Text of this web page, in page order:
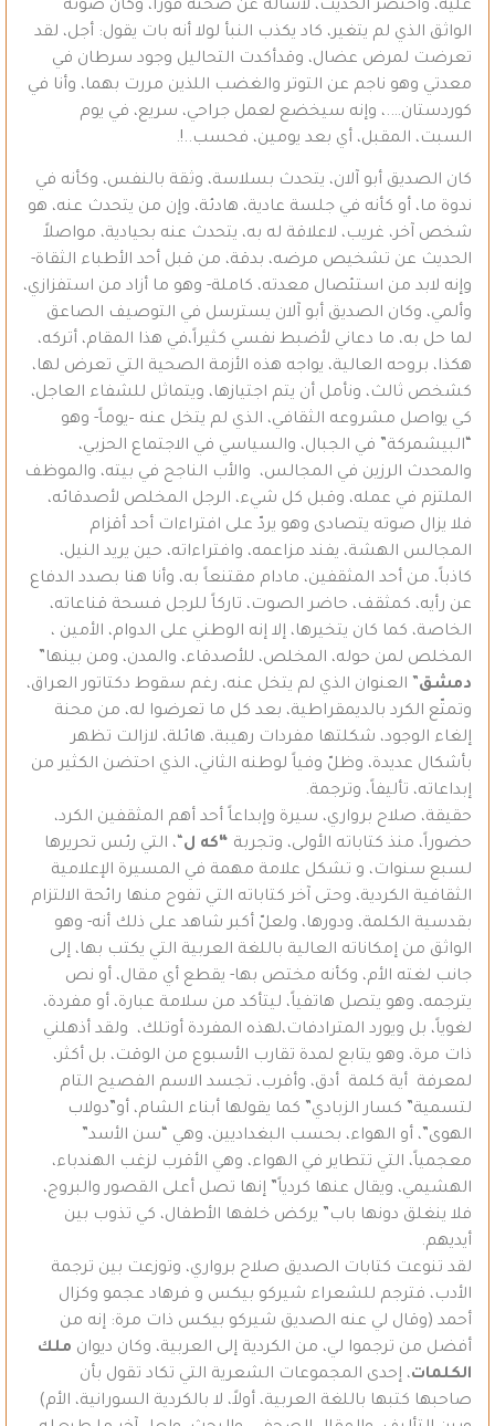
عليه، وأختصر الحديث، لأسأله عن صحته فوراً، وكأن صوته
الواثق الذي لم يتغير، كاد يكذب النبأ لولا أنه بات يقول: أجل، لقد
تعرضت لمرض عضال، وقدأكدت التحاليل وجود سرطان في
معدتي وهو ناجم عن التوتر والغضب اللذين مررت بهما، وأنا في
كوردستان….، وإنه سيخضع لعمل جراحي، سريع، في يوم
السبت، المقبل، أي بعد يومين، فحسب..!.
كان الصديق أبو آلان، يتحدث بسلاسة، وثقة بالنفس، وكأنه في
ندوة ما، أو كأنه في جلسة عادية، هادئة، وإن من يتحدث عنه، هو
شخص آخر، غريب، لاعلاقة له به، يتحدث عنه بحيادية، مواصلاً
الحديث عن تشخيص مرضه، بدقة، من قبل أحد الأطباء الثقاة-
وإنه لابد من استئصال معدته، كاملة- وهو ما أزاد من استفزازي،
وألمي، وكان الصديق أبو آلان يسترسل في التوصيف الصاعق
لما حل به، ما دعاني لأضبط نفسي كثيراً،في هذا المقام، أتركه،
هكذا، بروحه العالية، يواجه هذه الأزمة الصحية التي تعرض لها،
كشخص ثالث، ونأمل أن يتم اجتيازها، ويتماثل للشفاء العاجل،
كي يواصل مشروعه الثقافي، الذي لم يتخل عنه –يوماً- وهو
“البيشمركة” في الجبال، والسياسي في الاجتماع الحزبي،
والمحدث الرزين في المجالس، والأب الناجح في بيته، والموظف
الملتزم في عمله، وقبل كل شيء، الرجل المخلص لأصدقائه،
فلا يزال صوته يتصادى وهو يردّ على افتراءات أحد أقزام
المجالس الهشة، يفند مزاعمه، وافتراءاته، حين يريد النيل،
كاذباً، من أحد المثقفين، مادام مقتنعاً به، وأنا هنا بصدد الدفاع
عن رأيه، كمثقف، حاضر الصوت، تاركاً للرجل فسحة قناعاته،
الخاصة، كما كان يتخيرها، إلا إنه الوطني على الدوام، الأمين ،
المخلص لمن حوله، المخلص، للأصدقاء، والمدن، ومن بينها”
دمشق ” العنوان الذي لم يتخل عنه، رغم سقوط دكتاتور العراق،
وتمتّع الكرد بالديمقراطية، بعد كل ما تعرضوا له، من محنة
إلغاء الوجود، شكلتها مفردات رهيبة، هائلة، لازالت تظهر
بأشكال عديدة، وظلّ وفياً لوطنه الثاني، الذي احتضن الكثير من
إبداعاته، تأليفاً، وترجمة.
حقيقة، صلاح برواري، سيرة وإبداعاً أحد أهم المثقفين الكرد،
حضوراً، منذ كتاباته الأولى، وتجربة “كه ل “، التي رئس تحريرها
لسبع سنوات، و تشكل علامة مهمة في المسيرة الإعلامية
الثقافية الكردية، وحتى آخر كتاباته التي تفوح منها رائحة الالتزام
بقدسية الكلمة، ودورها، ولعلّ أكبر شاهد على ذلك أنه- وهو
الواثق من إمكاناته العالية باللغة العربية التي يكتب بها، إلى
جانب لغته الأم، وكأنه مختص بها- يقطع أي مقال، أو نص
يترجمه، وهو يتصل هاتفياً، ليتأكد من سلامة عبارة، أو مفردة،
لغوياً، بل ويورد المترادفات،لهذه المفردة أوتلك، ولقد أذهلني
ذات مرة، وهو يتابع لمدة تقارب الأسبوع من الوقت، بل أكثر،
لمعرفة أية كلمة أدق، وأقرب، تجسد الاسم الفصيح التام
لتسمية” كسار الزبادي” كما يقولها أبناء الشام، أو”دولاب
الهوى”، أو الهواء، بحسب البغداديين، وهي “سن الأسد”
معجمياً، التي تتطاير في الهواء، وهي الأقرب لزغب الهندباء،
الهشيمي، ويقال عنها كردياً” إنها تصل أعلى القصور والبروج،
فلا ينغلق دونها باب” يركض خلفها الأطفال، كي تذوب بين
أيديهم.
لقد تنوعت كتابات الصديق صلاح برواري، وتوزعت بين ترجمة
الأدب، فترجم للشعراء شيركو بيكس و فرهاد عجمو وكزال
أحمد (وقال لي عنه الصديق شيركو بيكس ذات مرة: إنه من
أفضل من ترجموا لي، من الكردية إلى العربية، وكان ديوان ملك
الكلمات، إحدى المجموعات الشعرية التي تكاد تقول بأن
صاحبها كتبها باللغة العربية، أولاً، لا بالكردية السورانية، الأم)